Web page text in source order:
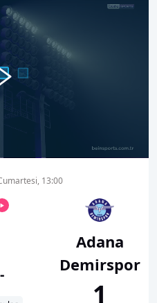
13:00
-
Adana
Demirspor
1